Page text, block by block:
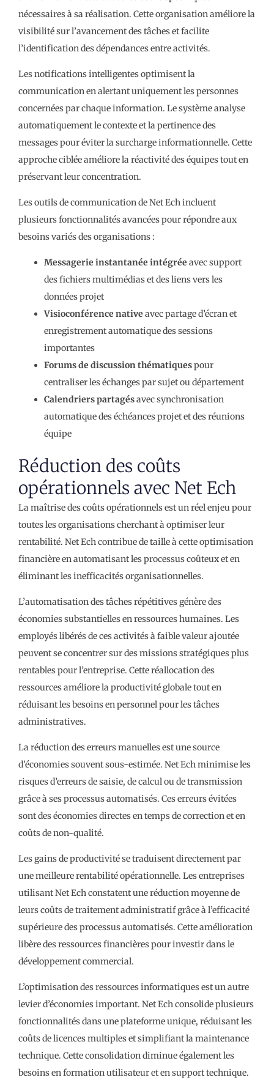
nécessaires à sa réalisation. Cette organisation améliore la
visibilité sur l’avancement des tâches et facilite
l’identification des dépendances entre activités.
Les notifications intelligentes optimisent la
communication en alertant uniquement les personnes
concernées par chaque information. Le système analyse
automatiquement le contexte et la pertinence des
messages pour éviter la surcharge informationnelle. Cette
approche ciblée améliore la réactivité des équipes tout en
préservant leur concentration.
Les outils de communication de Net Ech incluent
plusieurs fonctionnalités avancées pour répondre aux
besoins variés des organisations :
Messagerie instantanée intégrée avec support
des fichiers multimédias et des liens vers les
données projet
Visioconférence native avec partage d’écran et
enregistrement automatique des sessions
importantes
Forums de discussion thématiquespour
centraliser les échanges par sujet ou département
Calendriers partagésavec synchronisation
automatique des échéances projet et des réunions
équipe
Réduction des coûts
opérationnels avec Net Ech
La maîtrise des coûts opérationnels est un réel enjeu pour
toutes les organisations cherchant à optimiser leur
rentabilité. Net Ech contribue de taille à cette optimisation
financière en automatisant les processus coûteux et en
éliminant les inefficacités organisationnelles.
L’automatisation des tâches répétitives génère des
économies substantielles en ressources humaines. Les
employés libérés de ces activités à faible valeur ajoutée
peuvent se concentrer sur des missions stratégiques plus
rentables pour l’entreprise. Cette réallocation des
ressources améliore la productivité globale tout en
réduisant les besoins en personnel pour les tâches
administratives.
La réduction des erreurs manuelles est une source
d’économies souvent sous-estimée. Net Ech minimise les
risques d’erreurs de saisie, de calcul ou de transmission
grâce à ses processus automatisés. Ces erreurs évitées
sont des économies directes en temps de correction et en
coûts de non-qualité.
Les gains de productivité se traduisent directement par
une meilleure rentabilité opérationnelle. Les entreprises
utilisant Net Ech constatent une réduction moyenne de
leurs coûts de traitement administratif grâce à l’efficacité
supérieure des processus automatisés. Cette amélioration
libère des ressources financières pour investir dans le
développement commercial.
L’optimisation des ressources informatiques est un autre
levier d’économies important. Net Ech consolide plusieurs
fonctionnalités dans une plateforme unique, réduisant les
coûts de licences multiples et simplifiant la maintenance
technique. Cette consolidation diminue également les
besoins en formation utilisateur et en support technique.